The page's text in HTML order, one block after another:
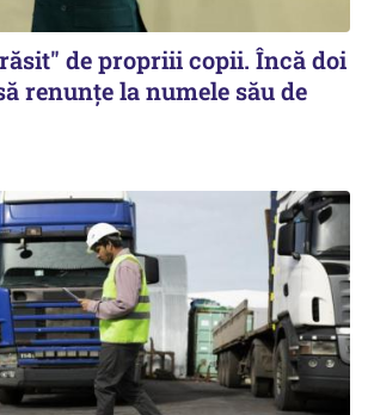
de propriii copii. Încă doi
renunțe la numele său de